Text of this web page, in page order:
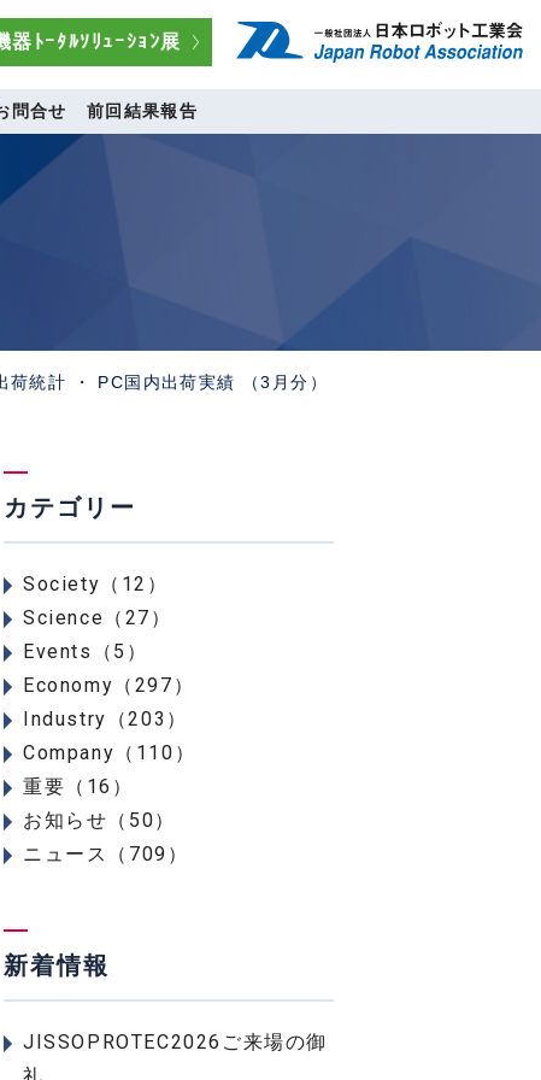
器ﾄｰﾀﾙｿﾘｭｰｼｮﾝ展
問合せ 前回結果報告
統計 ・ PC国内出荷実績 （3月分）
カテゴリー
Society（12）
Science（27）
Events（5）
Economy（297）
Industry（203）
Company（110）
重要（16）
お知らせ（50）
ニュース（709）
新着情報
JISSOPROTEC2026ご来場の御